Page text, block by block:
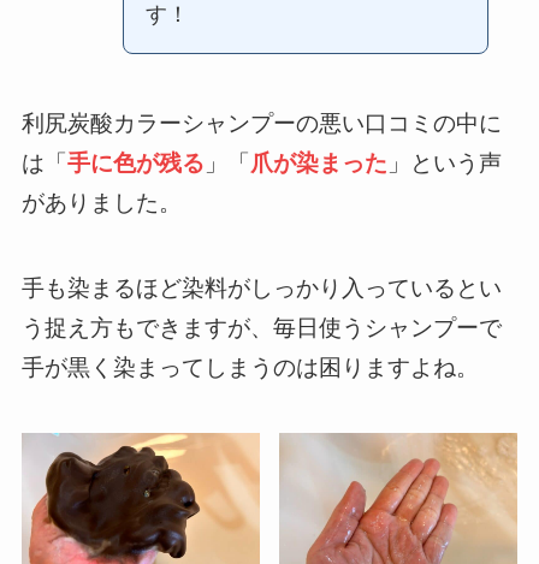
す！
利尻炭酸カラーシャンプーの悪い口コミの中に
は「 手に色が残る 」「 爪が染まった 」という声
がありました。
手も染まるほど染料がしっかり入っているとい
う捉え方もできますが、毎日使うシャンプーで
手が黒く染まってしまうのは困りますよね。